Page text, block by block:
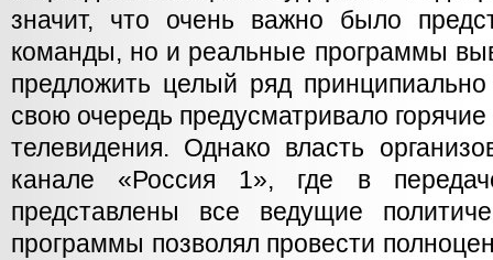
значит, что очень важно было
команды, но и реальные программы
предложить целый ряд
свою очередь предусматривало
телевидения. Однако власть
канале «Россия 1», где в
представлены все ведущие
программы позволял провести